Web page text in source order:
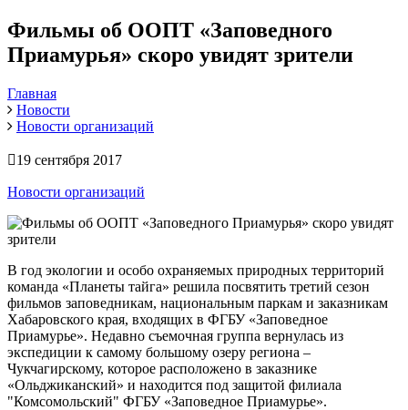
Фильмы об ООПТ «Заповедного
Приамурья» скоро увидят зрители
Главная
Новости
Новости организаций
19 сентября 2017
Новости организаций
В год экологии и особо охраняемых природных территорий
команда «Планеты тайга» решила посвятить третий сезон
фильмов заповедникам, национальным паркам и заказникам
Хабаровского края, входящих в ФГБУ «Заповедное
Приамурье». Недавно съемочная группа вернулась из
экспедиции к самому большому озеру региона –
Чукчагирскому, которое расположено в заказнике
«Ольджиканский» и находится под защитой филиала
"Комсомольский" ФГБУ «Заповедное Приамурье».